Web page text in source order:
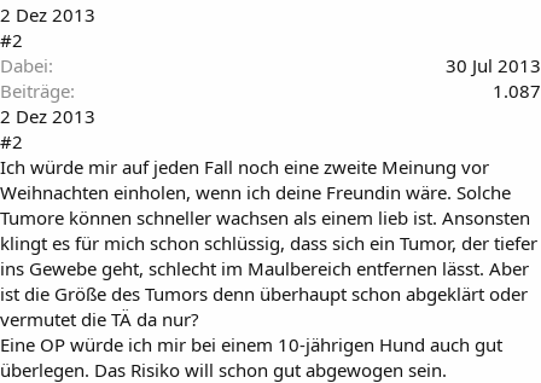
2 Dez 2013
#2
Dabei
30 Jul 2013
Beiträge
1.087
2 Dez 2013
#2
Ich würde mir auf jeden Fall noch eine zweite Meinung vor
Weihnachten einholen, wenn ich deine Freundin wäre. Solche
Tumore können schneller wachsen als einem lieb ist. Ansonsten
klingt es für mich schon schlüssig, dass sich ein Tumor, der tiefer
ins Gewebe geht, schlecht im Maulbereich entfernen lässt. Aber
ist die Größe des Tumors denn überhaupt schon abgeklärt oder
vermutet die TÄ da nur?
Eine OP würde ich mir bei einem 10-jährigen Hund auch gut
überlegen. Das Risiko will schon gut abgewogen sein.